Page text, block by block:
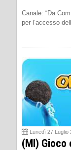
Canale: “Da
per l’accesso
Lunedì 27 Luglio
(MI) Gioco